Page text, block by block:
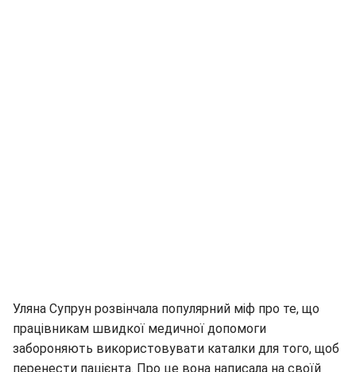
Уляна Супрун розвінчала популярний міф про те, що
працівникам швидкої медичної допомоги
забороняють використовувати каталки для того, щоб
перенести пацієнта. Про це вона написала на своїй